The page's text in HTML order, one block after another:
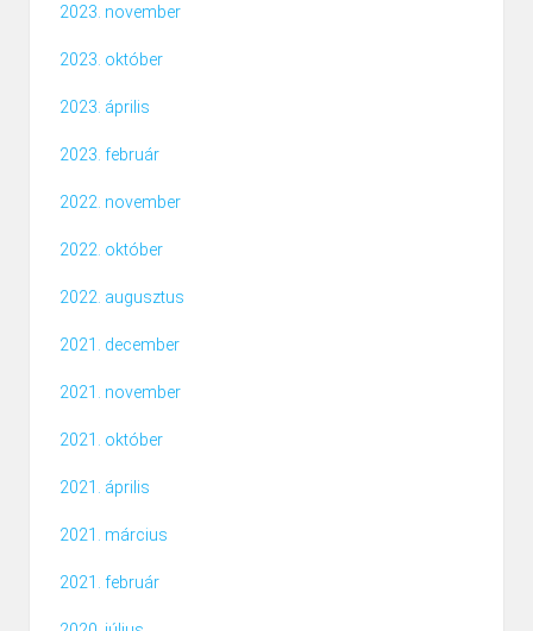
2023. november
2023. október
2023. április
2023. február
2022. november
2022. október
2022. augusztus
2021. december
2021. november
2021. október
2021. április
2021. március
2021. február